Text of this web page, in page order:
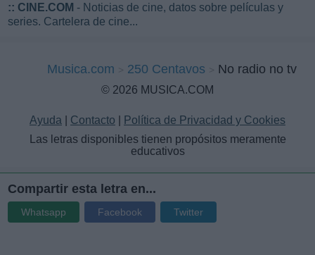
:: CINE.COM - Noticias de cine, datos sobre películas y
series. Cartelera de cine...
Musica.com 250 Centavos No radio no tv
© 2026 MUSICA.COM
Ayuda Contacto
Política de Privacidad y Cookies
Las letras disponibles tienen propósitos meramente
educativos
Compartir esta letra en...
Whatsapp Facebook Twitter